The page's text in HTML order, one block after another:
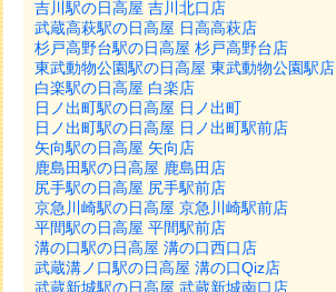
吉川駅の日高屋 吉川北口店
武蔵高萩駅の日高屋 日高高萩店
杉戸高野台駅の日高屋 杉戸高野台店
東武動物公園駅の日高屋 東武動物公園駅店
白楽駅の日高屋 白楽店
日ノ出町駅の日高屋 日ノ出町
日ノ出町駅の日高屋 日ノ出町駅前店
矢向駅の日高屋 矢向店
鹿島田駅の日高屋 鹿島田店
尻手駅の日高屋 尻手駅前店
京急川崎駅の日高屋 京急川崎駅前店
平間駅の日高屋 平間駅前店
溝の口駅の日高屋 溝の口西口店
武蔵溝ノ口駅の日高屋 溝の口Qiz店
武蔵新城駅の日高屋 武蔵新城南口店